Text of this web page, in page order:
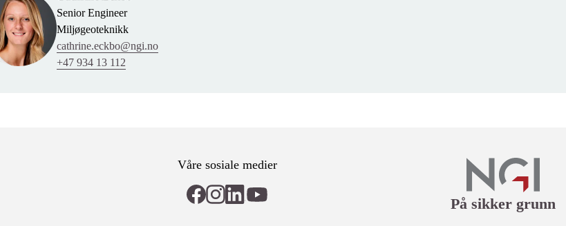
Senior Engineer
Miljøgeoteknikk
cathrine.eckbo@ngi.no
+47 934 13 112
Våre sosiale medier
På sikker grunn